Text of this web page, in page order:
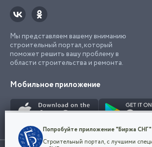
Мы представляем вашему вниманию
строительный портал, который
поможет решить вашу проблему в
области строительства и ремонта.
Мобильное приложение
Конфиденциальность
Мы используем файлы cookie, чтобы сделать
Попробуйте приложение "Биржа СНГ"
Строительный портал, с лучшими